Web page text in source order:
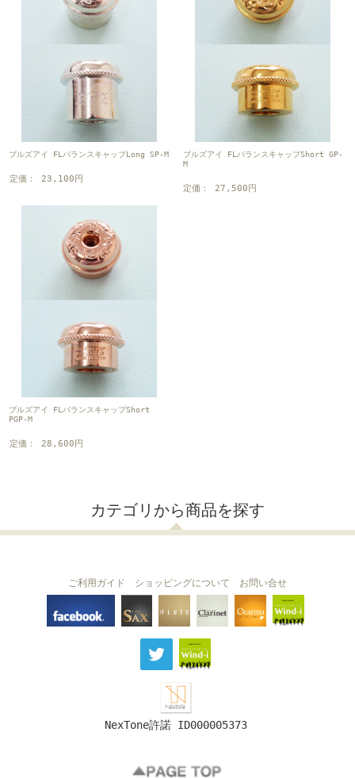
ブルズアイ FLバランスキャップLong SP-M
定価： 23,100円
ブルズアイ FLバランスキャップShort GP-
M
定価： 27,500円
ブルズアイ FLバランスキャップShort
PGP-M
定価： 28,600円
カテゴリから商品を探す
THE SAX The Clarinet
Ocarina
ご利用ガイド ショッピングについて お問い合せ
NexTone許諾 ID000005373